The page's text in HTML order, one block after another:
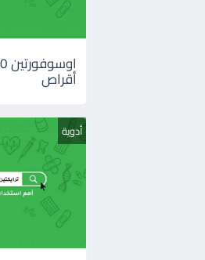
أقراص
أدوية